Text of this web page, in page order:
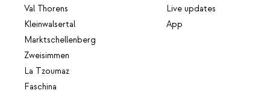
Val Thorens
Kleinwalsertal
Marktschellenberg
Zweisimmen
La Tzoumaz
Faschina
Live updates
App